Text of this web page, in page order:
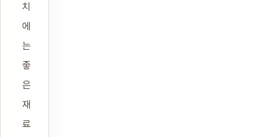
치
에
는
좋
은
재
료